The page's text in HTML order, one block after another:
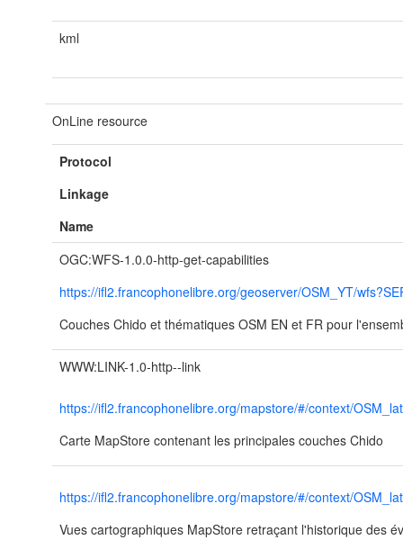
kml
OnLine resource
Protocol
Linkage
Name
OGC:WFS-1.0.0-http-get-capabilities
https://ifl2.francophonelibre.org/geoserver/OSM_YT/
Couches Chido et thématiques OSM EN et FR pour
WWW:LINK-1.0-http--link
https://ifl2.francophonelibre.org/mapstore/#/context/
Carte MapStore contenant les principales couches Chido
https://ifl2.francophonelibre.org/mapstore/#/context/
Vues cartographiques MapStore retraçant l'historique des